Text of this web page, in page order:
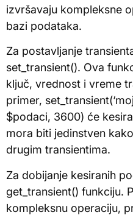
izvršavaju kompleksne
bazi podataka.
Za postavljanje
set_transient(). Ova
ključ, vrednost i vreme
primer,
$podaci, 3600) će
mora biti jedinstven
drugim transientima.
Za dobijanje kesiranih
get_transient() funkciju.
kompleksnu operaciju,